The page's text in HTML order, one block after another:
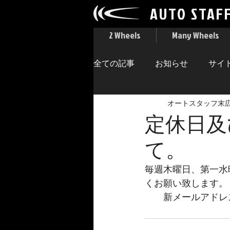
AUTO
2 Wheels Many Wheels
全ての記事 お知らせ サイ
定休日
て。
オートスタッフ末
毎週木曜日、第一
くお願い致します。
新メールアドレ